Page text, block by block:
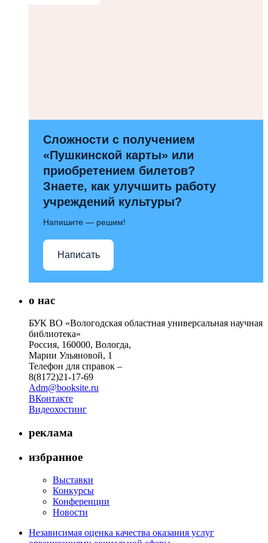
Сложности с получением
«Пушкинской карты» или
приобретением билетов?
Знаете, как улучшить работу
учреждений культуры?
Напишите — решим!
Написать
о нас
БУК ВО «Вологодская областная универсальная научная
библиотека»
Россия, 160000, Вологда,
Марии Ульяновой, 1
Телефон для справок –
8(8172)21-17-69
Adm@booksite.ru
ВКонтакте
Видеохостинг
реклама
избранное
Выставки
Конкурсы
Конференции
Новости
Независимая оценка качества оказания услуг